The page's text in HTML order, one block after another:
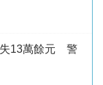
失13萬餘元 警